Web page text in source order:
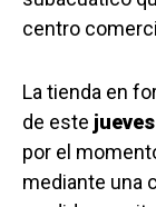
centro
La tienda en
de este
por el
mediante una